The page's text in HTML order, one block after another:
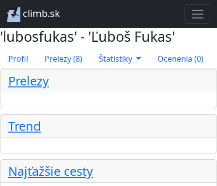
climb.sk
'lubosfukas' - 'Ľuboš Fukas'
Profil Prelezy (8) Štatistiky Ocenenia (0)
Prelezy
Trend
Najťažšie cesty